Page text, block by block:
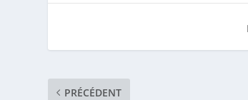
PRÉCÉDENT